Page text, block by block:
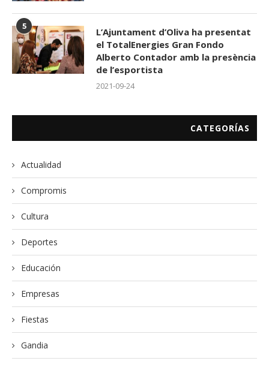
5
L’Ajuntament d’Oliva ha presentat
el TotalEnergies Gran Fondo
Alberto Contador amb la presència
de l’esportista
2021-09-24
CATEGORÍAS
Actualidad
Compromis
Cultura
Deportes
Educación
Empresas
Fiestas
Gandia